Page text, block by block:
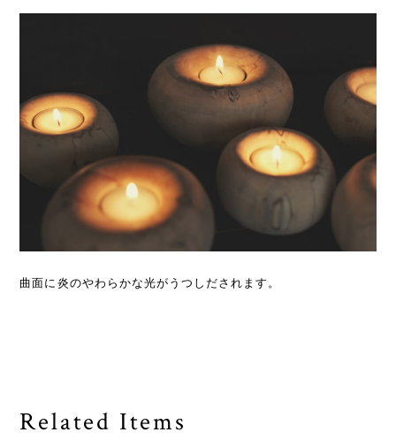
曲面に炎のやわらかな光がうつしだされます。
Related Items